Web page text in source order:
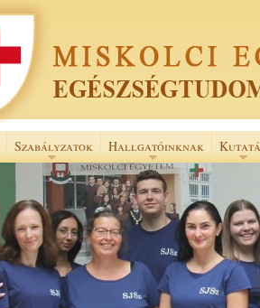
Szabályzatok Hallgatóinknak